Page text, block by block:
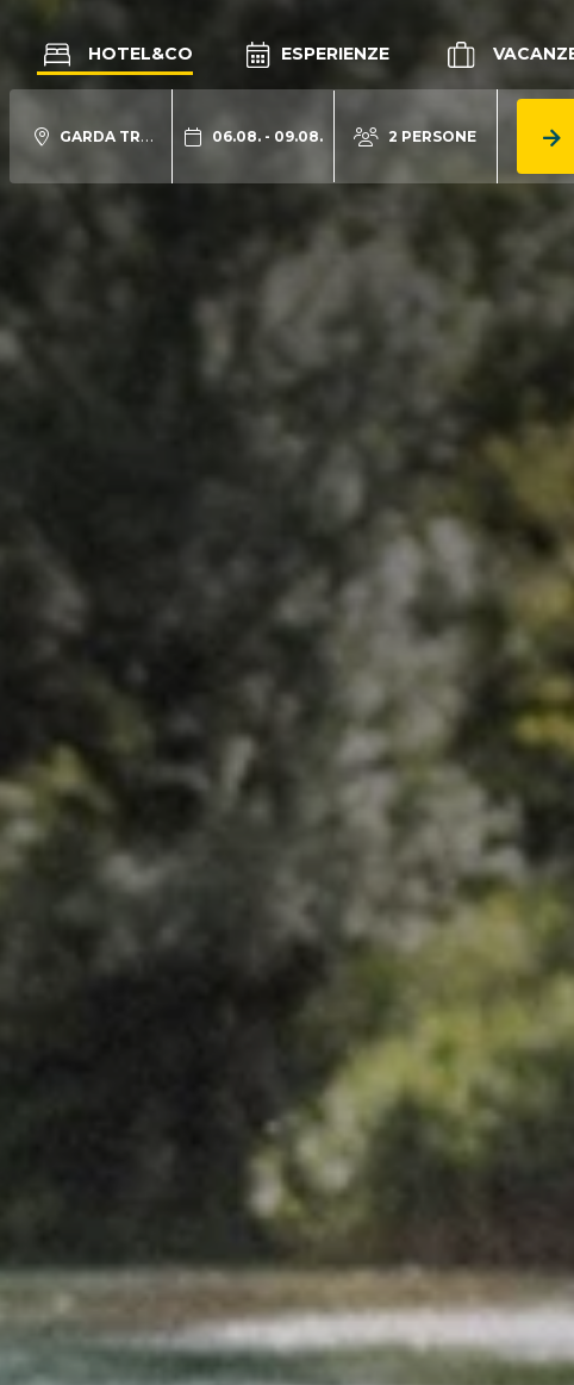
HOTEL&CO ESPERIENZE
GARDA TRENTINO 06.08. - 09.08. 2 PERSONE